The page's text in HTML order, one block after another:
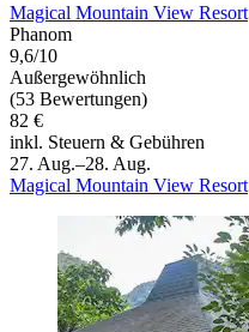
Magical Mountain View Resort
Phanom
9,6/10
Außergewöhnlich
(53 Bewertungen)
82 €
inkl. Steuern & Gebühren
27. Aug.–28. Aug.
Magical Mountain View Resort